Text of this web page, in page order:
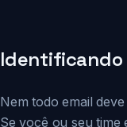
Nem todo email
Se você ou seu time